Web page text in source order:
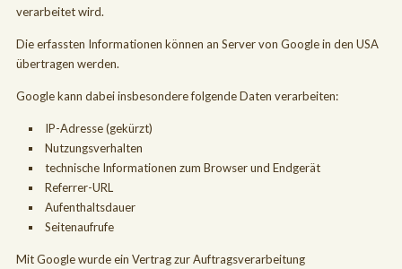
verarbeitet wird.
Die erfassten Informationen können an Server von Google in den USA
übertragen werden.
Google kann dabei insbesondere folgende Daten verarbeiten:
IP-Adresse (gekürzt)
Nutzungsverhalten
technische Informationen zum Browser und Endgerät
Referrer-URL
Aufenthaltsdauer
Seitenaufrufe
Mit Google wurde ein Vertrag zur Auftragsverarbeitung